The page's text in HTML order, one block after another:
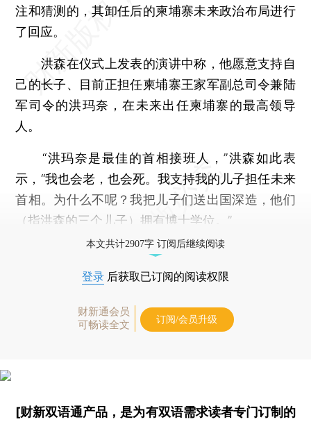
注和猜测的，其卸任后的柬埔寨未来政治布局进行
了回应。
洪森在仪式上发表的演讲中称，他愿意支持自
己的长子、目前正担任柬埔寨王家军副总司令兼陆
军司令的洪玛奈，在未来出任柬埔寨的最高领导
人。
“洪玛奈是最佳的首相接班人，”洪森如此表
示，“我也会老，也会死。我支持我的儿子担任未来
首相。为什么不呢？我把儿子们送出国深造，他们
（指洪森的三个儿子）拥有博士学位。”
本文共计2907字 订阅后继续阅读
登录 后获取已订阅的阅读权限
财新通会员
可畅读全文
订阅/会员升级
[财新双语通产品，是为有双语需求读者专门订制的